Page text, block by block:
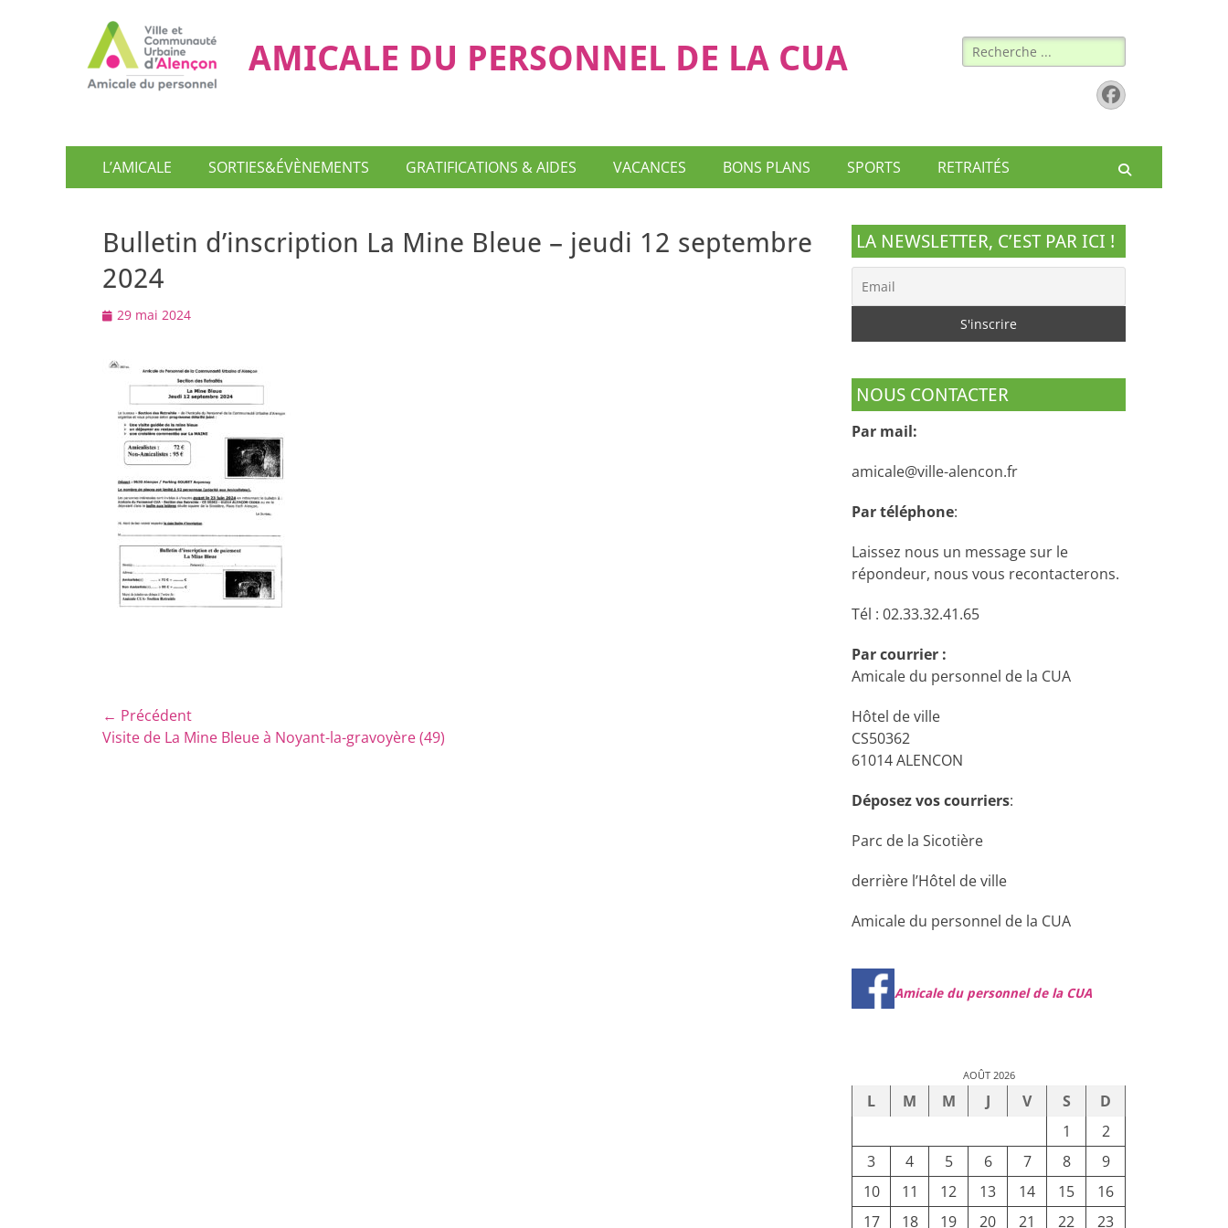
AMICALE DU PERSONNEL DE LA CUA Rechercher :
Facebook
Menu
principal
L’AMICALE SORTIES&ÉVÈNEMENTS GRATIFICATIONS & AIDES VACANCES BONS PLANS SPORTS RETRAITÉS
Bulletin d’inscription La Mine Bleue – jeudi 12 septembre
2024
Posted
29 mai 2024
Navigation
de
← Précédent
Article
Visite de La Mine Bleue à Noyant-la-gravoyère (49)
LA NEWSLETTER, C’EST PAR ICI !
NOUS CONTACTER
Par mail:
amicale@ville-alencon.fr
Par téléphone:
Laissez nous un message sur le
répondeur, nous vous recontacterons.
Tél : 02.33.32.41.65
Par courrier :
Amicale du personnel de la CUA
Hôtel de ville
CS50362
61014 ALENCON
Déposez vos courriers:
Parc de la Sicotière
derrière l’Hôtel de ville
Amicale du personnel de la CUA
Amicale du personnel de la CUA
AOÛT 2026
L M M J V S
D
1
2
3
4 5 6 7 8
9
10
11 12 13 14 15
16
17
18 19 20 21 22 23